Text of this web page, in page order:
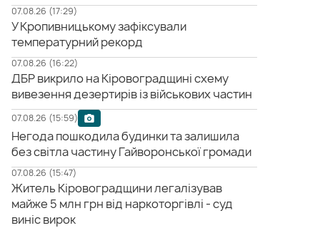
07.08.26 (17:29)
У Кропивницькому зафіксували
температурний рекорд
07.08.26 (16:22)
ДБР викрило на Кіровоградщині схему
вивезення дезертирів із військових частин
07.08.26 (15:59)
Негода пошкодила будинки та залишила
без світла частину Гайворонської громади
07.08.26 (15:47)
Житель Кіровоградщини легалізував
майже 5 млн грн від наркоторгівлі - суд
виніс вирок